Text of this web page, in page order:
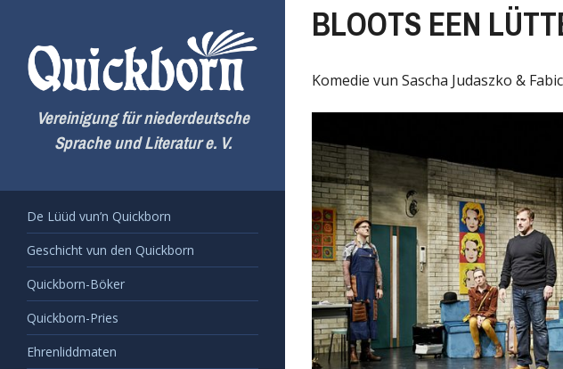
springen
Vereinigung für niederdeutsche
Sprache und Literatur e. V.
De Lüüd vun’n Quickborn
Geschicht vun den Quickborn
Quickborn-Böker
Quickborn-Pries
Ehrenliddmaten
BLOOTS EEN
Komedie vun Sascha Judaszko &